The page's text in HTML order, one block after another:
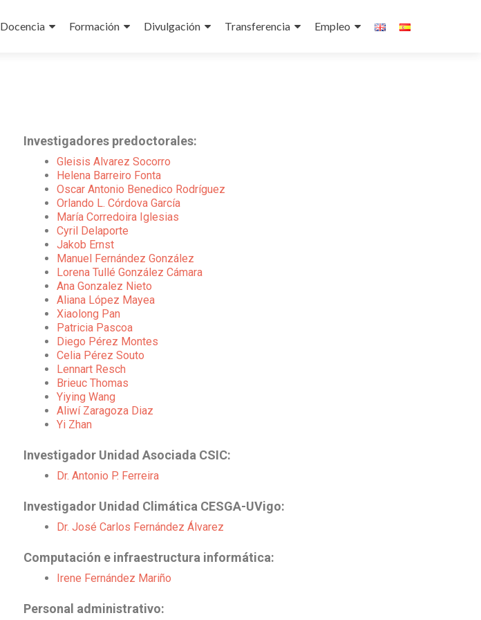
Docencia Formación Divulgación Transferencia Empleo
Investigadores predoctorales:
Gleisis Alvarez Socorro
Helena Barreiro Fonta
Oscar Antonio Benedico Rodríguez
Orlando L. Córdova García
María Corredoira Iglesias
Cyril Delaporte
Jakob Ernst
Manuel Fernández González
Lorena Tullé González Cámara
Ana Gonzalez Nieto
Aliana López Mayea
Xiaolong Pan
Patricia Pascoa
Diego Pérez Montes
Celia Pérez Souto
Lennart Resch
Brieuc Thomas
Yiying Wang
Aliwí Zaragoza Diaz
Yi Zhan
Investigador Unidad Asociada CSIC:
Dr. Antonio P. Ferreira
Investigador Unidad Climática CESGA-UVigo:
Dr. José Carlos Fernández Álvarez
Computación e infraestructura informática:
Irene Fernández Mariño
Personal administrativo: